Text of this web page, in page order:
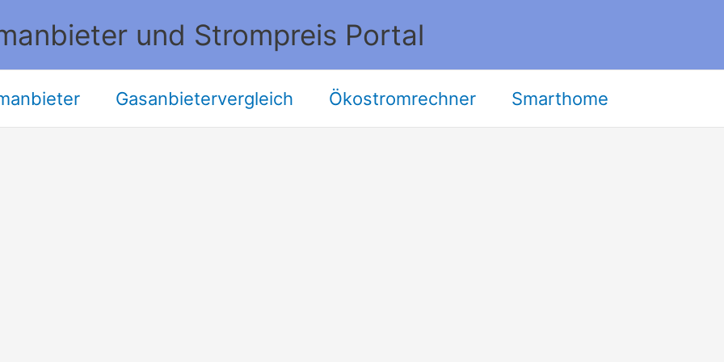
und Strompreis Portal
Gasanbietervergleich Ökostromrechner Smarthome